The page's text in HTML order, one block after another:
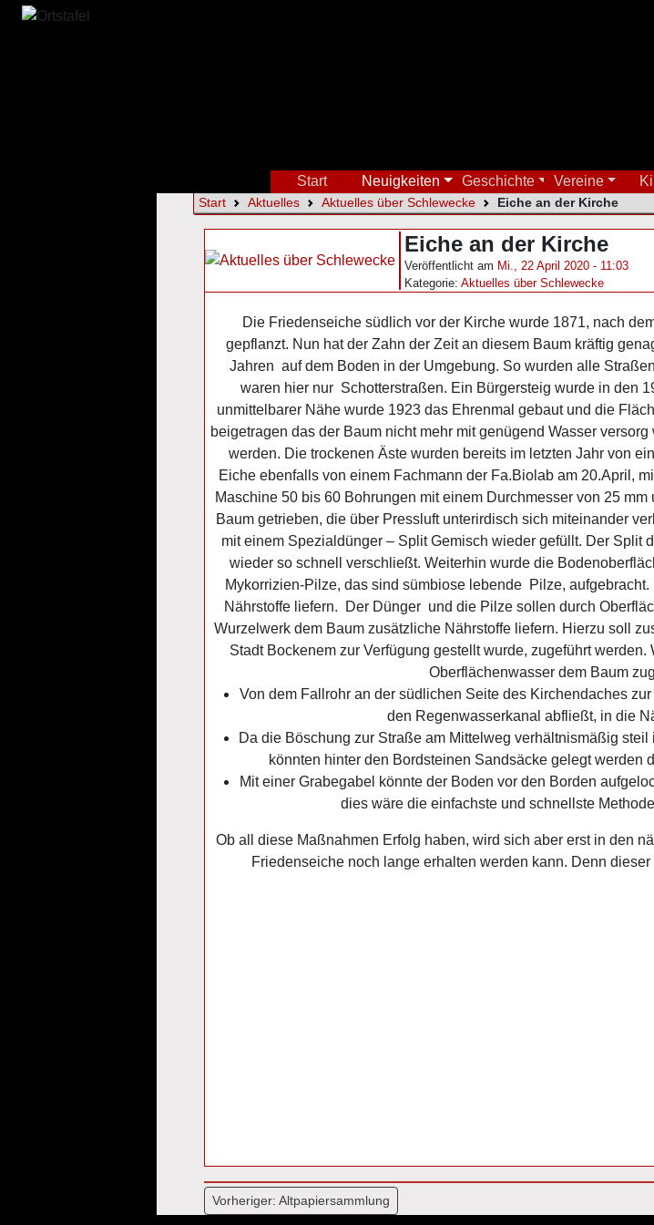
Start Neuigkeiten Geschichte Vereine
Start Aktuelles Aktuelles über Schlewecke Eiche an der Kirche
Eiche an der Kirche
Veröffentlicht am Mi., 22 April 2020 - 11:03
Kategorie: Aktuelles über Schlewecke
Die Friedenseiche südlich vor der Kirche wurde 1871, nach
gepflanzt. Nun hat der Zahn der Zeit an diesem Baum kräftig
Jahren auf dem Boden in der Umgebung. So wurden alle
waren hier nur Schotterstraßen. Ein Bürgersteig wurde in den
unmittelbarer Nähe wurde 1923 das Ehrenmal gebaut und die
beigetragen das der Baum nicht mehr mit genügend Wasser
werden. Die trockenen Äste wurden bereits im letzten Jahr von
Eiche ebenfalls von einem Fachmann der Fa.Biolab am 20.April,
Maschine 50 bis 60 Bohrungen mit einem Durchmesser von 25
Baum getrieben, die über Pressluft unterirdisch sich miteinander
mit einem Spezialdünger – Split Gemisch wieder gefüllt. Der Split
wieder so schnell verschließt. Weiterhin wurde die
Mykorrizien-Pilze, das sind sümbiose lebende Pilze,
Nährstoffe liefern. Der Dünger und die Pilze sollen durch
Wurzelwerk dem Baum zusätzliche Nährstoffe liefern. Hierzu soll
Stadt Bockenem zur Verfügung gestellt wurde, zugeführt
Oberflächenwasser dem Baum
Von dem Fallrohr an der südlichen Seite des Kirchendaches
den Regenwasserkanal abfließt, in die
Da die Böschung zur Straße am Mittelweg verhältnismäßig
könnten hinter den Bordsteinen Sandsäcke gelegt werden
Mit einer Grabegabel könnte der Boden vor den Borden
dies wäre die einfachste und schnellste
Ob all diese Maßnahmen Erfolg haben, wird sich aber erst in den
Friedenseiche noch lange erhalten werden kann. Denn
Beitragsnavigation
Vorheriger: Altpapiersammlung